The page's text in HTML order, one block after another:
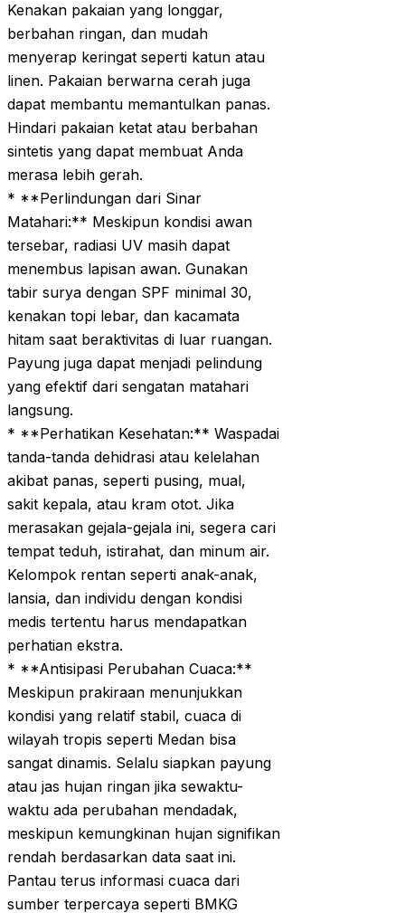
Kenakan pakaian yang longgar,
berbahan ringan, dan mudah
menyerap keringat seperti katun atau
linen. Pakaian berwarna cerah juga
dapat membantu memantulkan panas.
Hindari pakaian ketat atau berbahan
sintetis yang dapat membuat Anda
merasa lebih gerah.
* **Perlindungan dari Sinar
Matahari:** Meskipun kondisi awan
tersebar, radiasi UV masih dapat
menembus lapisan awan. Gunakan
tabir surya dengan SPF minimal 30,
kenakan topi lebar, dan kacamata
hitam saat beraktivitas di luar ruangan.
Payung juga dapat menjadi pelindung
yang efektif dari sengatan matahari
langsung.
* **Perhatikan Kesehatan:** Waspadai
tanda-tanda dehidrasi atau kelelahan
akibat panas, seperti pusing, mual,
sakit kepala, atau kram otot. Jika
merasakan gejala-gejala ini, segera cari
tempat teduh, istirahat, dan minum air.
Kelompok rentan seperti anak-anak,
lansia, dan individu dengan kondisi
medis tertentu harus mendapatkan
perhatian ekstra.
* **Antisipasi Perubahan Cuaca:**
Meskipun prakiraan menunjukkan
kondisi yang relatif stabil, cuaca di
wilayah tropis seperti Medan bisa
sangat dinamis. Selalu siapkan payung
atau jas hujan ringan jika sewaktu-
waktu ada perubahan mendadak,
meskipun kemungkinan hujan signifikan
rendah berdasarkan data saat ini.
Pantau terus informasi cuaca dari
sumber terpercaya seperti BMKG